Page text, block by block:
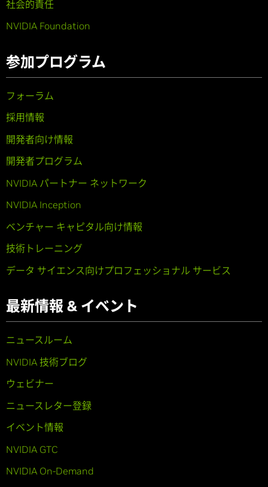
社会的責任
NVIDIA Foundation
参加プログラム
フォーラム
採用情報
開発者向け情報
開発者プログラム
NVIDIA パートナー ネットワーク
NVIDIA Inception
ベンチャー キャピタル向け情報
技術トレーニング
データ サイエンス向けプロフェッショナル サービス
最新情報 & イベント
ニュースルーム
NVIDIA 技術ブログ
ウェビナー
ニュースレター登録
イベント情報
NVIDIA GTC
NVIDIA On-Demand